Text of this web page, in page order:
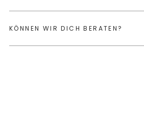
KÖNNEN WIR DICH BERATEN?